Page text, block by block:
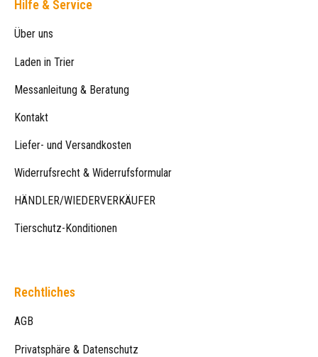
Hilfe & Service
Über uns
Laden in Trier
Messanleitung & Beratung
Kontakt
Liefer- und Versandkosten
Widerrufsrecht & Widerrufsformular
HÄNDLER/WIEDERVERKÄUFER
Tierschutz-Konditionen
Rechtliches
AGB
Privatsphäre & Datenschutz